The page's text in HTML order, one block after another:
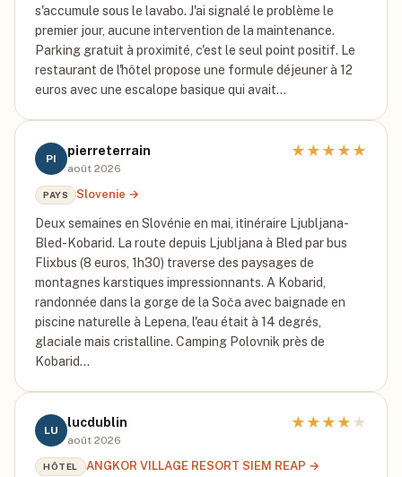
s'accumule sous le lavabo. J'ai signalé le problème le
premier jour, aucune intervention de la maintenance.
Parking gratuit à proximité, c'est le seul point positif. Le
restaurant de l'hôtel propose une formule déjeuner à 12
euros avec une escalope basique qui avait…
PI
pierreterrain
août 2026
★ ★ ★ ★ ★
PAYS Slovenie →
Deux semaines en Slovénie en mai, itinéraire Ljubljana-
Bled-Kobarid. La route depuis Ljubljana à Bled par bus
Flixbus (8 euros, 1h30) traverse des paysages de
montagnes karstiques impressionnants. A Kobarid,
randonnée dans la gorge de la Soča avec baignade en
piscine naturelle à Lepena, l'eau était à 14 degrés,
glaciale mais cristalline. Camping Polovnik près de
Kobarid…
LU
lucdublin
août 2026
★ ★ ★ ★ ★
HÔTEL ANGKOR VILLAGE RESORT SIEM REAP →